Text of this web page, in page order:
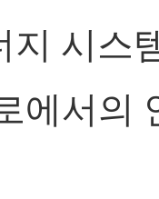
지 시스
에서의